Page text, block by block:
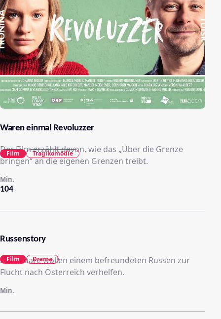
Waren einmal Revoluzzer
Der Film erzählt davon, wie das „Über die Grenze
bringen“ an die eigenen Grenzen treibt.
104
Min.
Film Tragikomödie
Russenstory
Zwei Paare wollen einem befreundeten Russen zur
Flucht nach Österreich verhelfen.
Min.
Film Drama